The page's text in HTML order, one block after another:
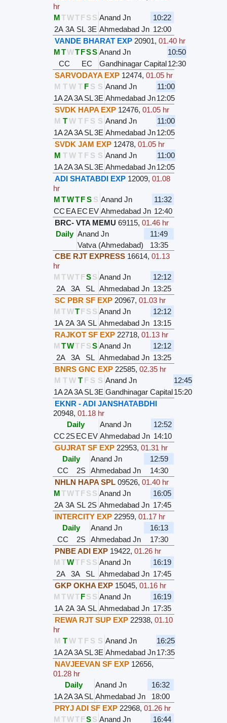
hr
M TWTFS S Anand Jn
10:22
2A 3A SL 3E Ahmedabad Jn 12:00
VANDE BHARAT EXP 20901,01.40 hr
M TWTFSS Anand Jn
10:50
CC
EC Gandhinagar Capital12:30
SARVODAYA EXP 12474,01.05 hr
M T W T F S S Anand Jn
11:00
1A2A3ASL3E Ahmedabad Jn12:05
SVDK HAPA EXP 12476,01.05 hr
M T W T F S S Anand Jn
11:00
1A2A3ASL3E Ahmedabad Jn12:05
SVDK JAM EXP 12478,01.05 hr
M T W T F S S Anand Jn
11:00
1A2A3ASL3E Ahmedabad Jn12:05
ADI SHATABDI EXP 12009,01.08
hr
M TWTFS S Anand Jn
11:32
CC EAEC EV Ahmedabad Jn 12:40
BRC- VTA MEMU 69115,01.46 hr
Daily Anand Jn
11:49
Vatva (Ahmedabad)
13:35
CBE RJT EXPRESS 16614,01.13
hr
M TWTFSS Anand Jn
12:12
2A
3A SL Ahmedabad Jn 13:25
SC PBR SF EXP 20967,01.03 hr
M TWTFS S Anand Jn
12:12
1A 2A 3A SL Ahmedabad Jn 13:15
RAJKOT SF EXP 22718,01.13 hr
M TWTFS S Anand Jn
12:12
2A
3A SL Ahmedabad Jn 13:25
BNRS GNC EXP 22585,02.35 hr
M T W T F S S Anand Jn
12:45
1A2A3ASL3E Gandhinagar Capital15:20
EKNR - ADI JANSHATABDHI
20948,01.18 hr
Daily
Anand Jn
12:52
CC 2SEC EV Ahmedabad Jn 14:10
GUJRAT SF EXP 22953,01.31 hr
Daily
Anand Jn
12:59
CC
2S Ahmedabad Jn
14:30
NHLN HAPA SPL 09526,01.40 hr
M TWTFS S Anand Jn
16:05
2A 3A SL 2S Ahmedabad Jn 17:45
INTERCITY EXP 22959,01.17 hr
Daily
Anand Jn
16:13
CC
2S Ahmedabad Jn
17:30
PNBE ADI EXP 19422,01.26 hr
M TWTFS S Anand Jn
16:19
2A
3A SL Ahmedabad Jn 17:45
GKP OKHA EXP 15045,01.16 hr
M TWTFS S Anand Jn
16:19
1A 2A 3A SL Ahmedabad Jn 17:35
REWA RJT SUP EXP 22938,01.10
hr
M T W T F S S Anand Jn
16:25
1A2A3ASL3E Ahmedabad Jn17:35
NAVJEEVAN SF EXP 12656,
01.28 hr
Daily
Anand Jn
16:32
1A2A3ASL Ahmedabad Jn
18:00
PRYJ ADI SF EXP 22968,01.26 hr
M TWTFSS Anand Jn 16:44